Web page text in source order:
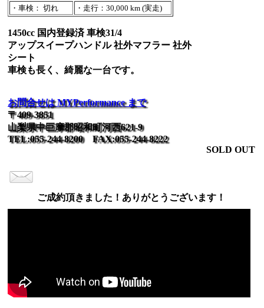
・車検： 切れ
・走行：30,000 km (実走)
1450cc 国内登録済 車検31/4
アップスイープハンドル 社外マフラー 社外
シート
車検も長く、綺麗な一台です。
お問合せは MYPerformance まで
〒409-3851
山梨県中巨摩郡昭和町河西621-9
TEL:055-244-8200 FAX:055-244-8222
SOLD OUT
ご成約頂きました！ありがとうございます！